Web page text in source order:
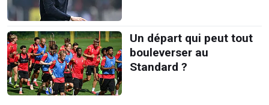
Un départ qui peut tout
bouleverser au
Standard ?